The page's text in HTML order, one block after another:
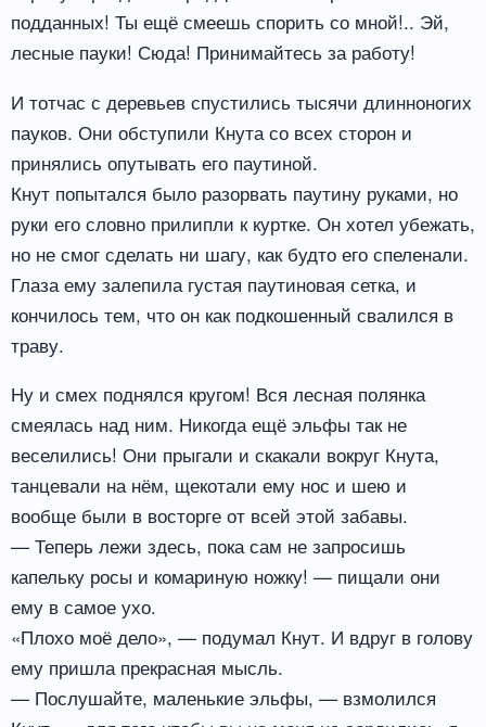
подданных! Ты ещё смеешь спорить со мной!.. Эй,
лесные пауки! Сюда! Принимайтесь за работу!
И тотчас с деревьев спустились тысячи длинноногих
пауков. Они обступили Кнута со всех сторон и
принялись опутывать его паутиной.
Кнут попытался было разорвать паутину руками, но
руки его словно прилипли к куртке. Он хотел убежать,
но не смог сделать ни шагу, как будто его спеленали.
Глаза ему залепила густая паутиновая сетка, и
кончилось тем, что он как подкошенный свалился в
траву.
Ну и смех поднялся кругом! Вся лесная полянка
смеялась над ним. Никогда ещё эльфы так не
веселились! Они прыгали и скакали вокруг Кнута,
танцевали на нём, щекотали ему нос и шею и
вообще были в восторге от всей этой забавы.
— Теперь лежи здесь, пока сам не запросишь
капельку росы и комариную ножку! — пищали они
ему в самое ухо.
«Плохо моё дело», — подумал Кнут. И вдруг в голову
ему пришла прекрасная мысль.
— Послушайте, маленькие эльфы, — взмолился